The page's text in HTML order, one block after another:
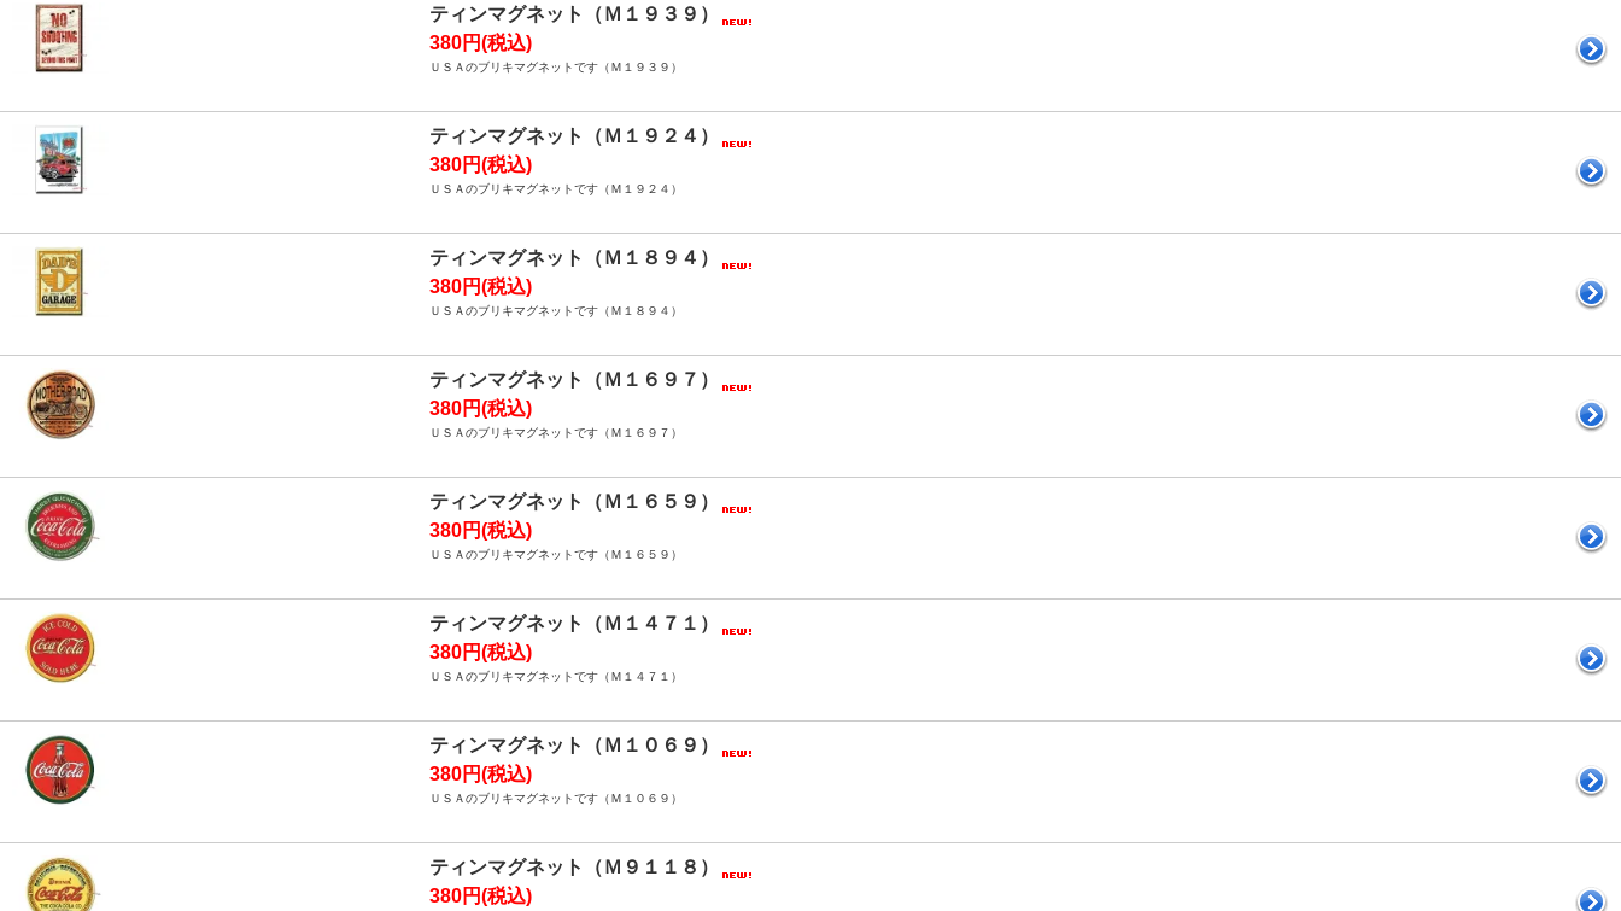
ティンマグネット（Ｍ１９３９）
380円(税込)
ＵＳＡのブリキマグネットです（Ｍ１９３９）
ティンマグネット（Ｍ１９２４）
380円(税込)
ＵＳＡのブリキマグネットです（Ｍ１９２４）
ティンマグネット（Ｍ１８９４）
380円(税込)
ＵＳＡのブリキマグネットです（Ｍ１８９４）
ティンマグネット（Ｍ１６９７）
380円(税込)
ＵＳＡのブリキマグネットです（Ｍ１６９７）
ティンマグネット（Ｍ１６５９）
380円(税込)
ＵＳＡのブリキマグネットです（Ｍ１６５９）
ティンマグネット（Ｍ１４７１）
380円(税込)
ＵＳＡのブリキマグネットです（Ｍ１４７１）
ティンマグネット（Ｍ１０６９）
380円(税込)
ＵＳＡのブリキマグネットです（Ｍ１０６９）
ティンマグネット（Ｍ９１１８）
380円(税込)